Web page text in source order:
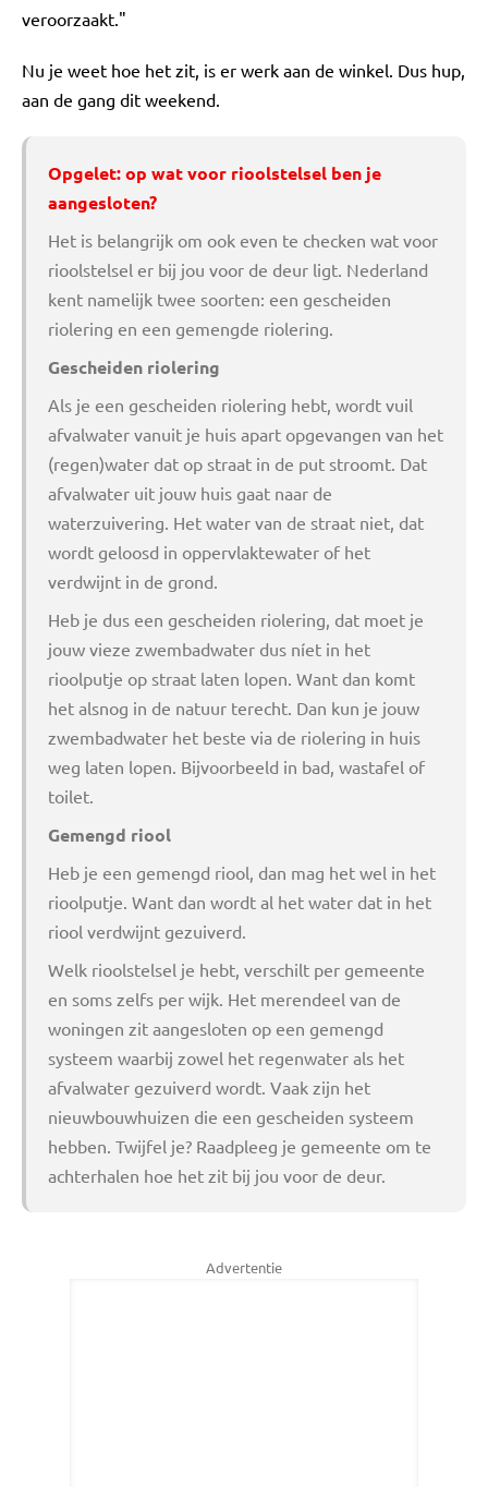
veroorzaakt."
Nu je weet hoe het zit, is er werk aan de winkel. Dus hup,
aan de gang dit weekend.
Opgelet: op wat voor rioolstelsel ben je
aangesloten?
Het is belangrijk om ook even te checken wat voor
rioolstelsel er bij jou voor de deur ligt. Nederland
kent namelijk twee soorten: een gescheiden
riolering en een gemengde riolering.
Gescheiden riolering
Als je een gescheiden riolering hebt, wordt vuil
afvalwater vanuit je huis apart opgevangen van het
(regen)water dat op straat in de put stroomt. Dat
afvalwater uit jouw huis gaat naar de
waterzuivering. Het water van de straat niet, dat
wordt geloosd in oppervlaktewater of het
verdwijnt in de grond.
Heb je dus een gescheiden riolering, dat moet je
jouw vieze zwembadwater dus níet in het
rioolputje op straat laten lopen. Want dan komt
het alsnog in de natuur terecht. Dan kun je jouw
zwembadwater het beste via de riolering in huis
weg laten lopen. Bijvoorbeeld in bad, wastafel of
toilet.
Gemengd riool
Heb je een gemengd riool, dan mag het wel in het
rioolputje. Want dan wordt al het water dat in het
riool verdwijnt gezuiverd.
Welk rioolstelsel je hebt, verschilt per gemeente
en soms zelfs per wijk. Het merendeel van de
woningen zit aangesloten op een gemengd
systeem waarbij zowel het regenwater als het
afvalwater gezuiverd wordt. Vaak zijn het
nieuwbouwhuizen die een gescheiden systeem
hebben. Twijfel je? Raadpleeg je gemeente om te
achterhalen hoe het zit bij jou voor de deur.
Advertentie